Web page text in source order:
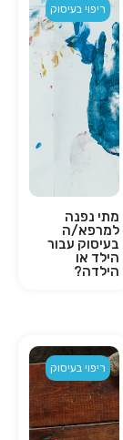
ריפוי בעיסוק
מתי נפנה
למרפא/ה
בעיסוק עבור
הילד או
הילדה?
ריפוי בעיסוק